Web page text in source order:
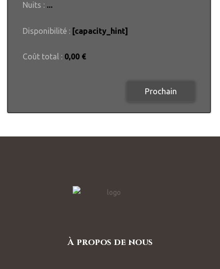
Nuits : ...
Disponibilité : [capacity_hint]
Coût total : 0,00 €
Prochain
À propos de nous